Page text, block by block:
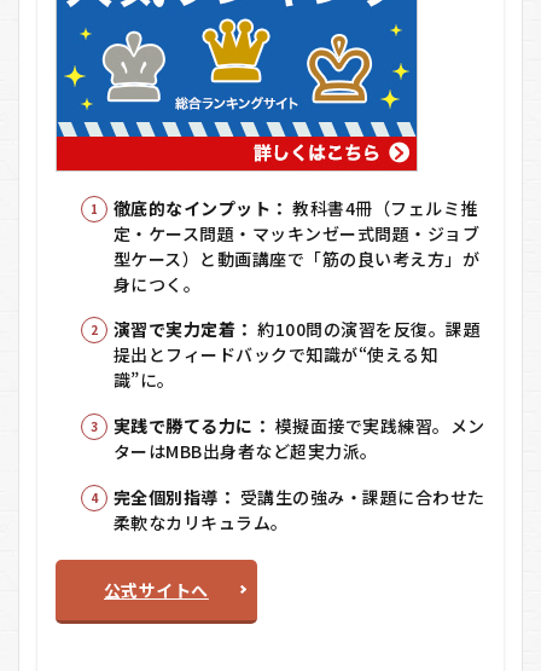
4. 教
材配
布・
アカ
ウン
ト発
行
5. 学
習ス
ター
（自
学＋
課題
出）
4.6
6. 模
擬ケ
ース
面接
（マ
ン）
徹底的なインプット： 教科書4冊（フェルミ推
定・ケース問題・マッキンゼー式問題・ジョブ
型ケース）と動画講座で「筋の良い考え方」が
身につく。
演習で実力定着： 約100問の演習を反復。課題
提出とフィードバックで知識が“使える知
識”に。
実践で勝てる力に： 模擬面接で実践練習。メン
ターはMBB出身者など超実力派。
完全個別指導： 受講生の強み・課題に合わせた
柔軟なカリキュラム。
公式サイトへ